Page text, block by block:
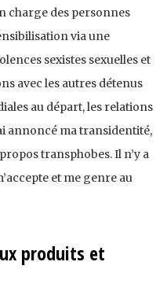
charge des personnes
via une
sexistes sexuelles et
avec les autres détenus
au départ, les relations
annoncé ma transidentité,
transphobes. Il n’y a
et me genre au
produits et